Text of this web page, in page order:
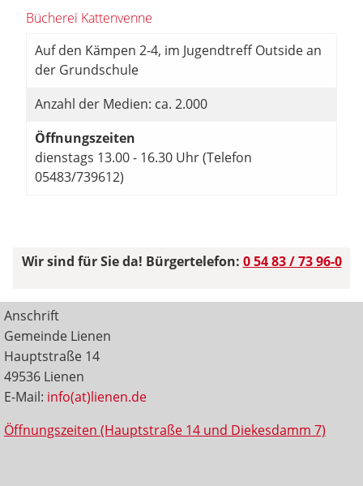
Bücherei Kattenvenne
Auf den Kämpen 2-4, im Jugendtreff Outside an
der Grundschule
Anzahl der Medien: ca. 2.000
Öffnungszeiten
dienstags 13.00 - 16.30 Uhr (Telefon
05483/739612)
Wir sind für Sie da! Bürgertelefon: 0 54 83 / 73 96-0
Anschrift
Gemeinde Lienen
Hauptstraße 14
49536 Lienen
E-Mail: info(at)lienen.de
Öffnungszeiten (Hauptstraße 14 und Diekesdamm 7)